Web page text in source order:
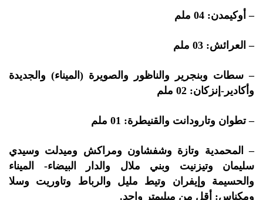
– أوكيمدن: 04 ملم
– العرائش: 03 ملم
– سطات وبنجرير والناظور والصويرة (الميناء) والجديدة
وأكادير-إنزكان: 02 ملم
– تطوان وتارودانت والقنيطرة: 01 ملم
– المحمدية وتازة وشفشاون ومراكش وميدلت وسيدي
سليمان وتيزنيت وبني ملال والدار البيضاء- الميناء
والحسيمة وإيفران وتيط مليل والرباط وتاوريت وسلا
ومكناس: أقل من ميليمتر واحد.